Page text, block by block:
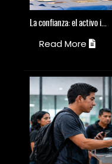
La confianza: el activo i...
Read More